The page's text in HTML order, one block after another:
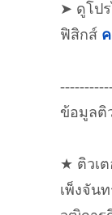
➤ ดูโป
ฟิสิกส์
ข้อมูลติ
★ ติวเ
เพ็งจัน